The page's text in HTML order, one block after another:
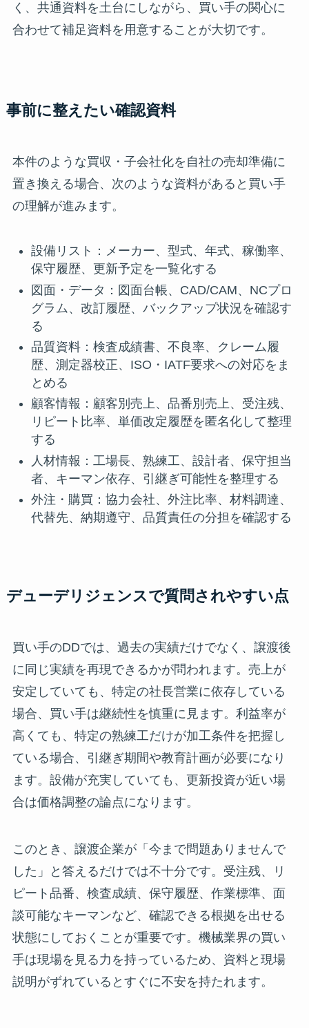
く、共通資料を土台にしながら、買い手の関心に
合わせて補足資料を用意することが大切です。
事前に整えたい確認資料
本件のような買収・子会社化を自社の売却準備に
置き換える場合、次のような資料があると買い手
の理解が進みます。
設備リスト：メーカー、型式、年式、稼働率、
保守履歴、更新予定を一覧化する
図面・データ：図面台帳、CAD/CAM、NCプロ
グラム、改訂履歴、バックアップ状況を確認す
る
品質資料：検査成績書、不良率、クレーム履
歴、測定器校正、ISO・IATF要求への対応をま
とめる
顧客情報：顧客別売上、品番別売上、受注残、
リピート比率、単価改定履歴を匿名化して整理
する
人材情報：工場長、熟練工、設計者、保守担当
者、キーマン依存、引継ぎ可能性を整理する
外注・購買：協力会社、外注比率、材料調達、
代替先、納期遵守、品質責任の分担を確認する
デューデリジェンスで質問されやすい点
買い手のDDでは、過去の実績だけでなく、譲渡後
に同じ実績を再現できるかが問われます。売上が
安定していても、特定の社長営業に依存している
場合、買い手は継続性を慎重に見ます。利益率が
高くても、特定の熟練工だけが加工条件を把握し
ている場合、引継ぎ期間や教育計画が必要になり
ます。設備が充実していても、更新投資が近い場
合は価格調整の論点になります。
このとき、譲渡企業が「今まで問題ありませんで
した」と答えるだけでは不十分です。受注残、リ
ピート品番、検査成績、保守履歴、作業標準、面
談可能なキーマンなど、確認できる根拠を出せる
状態にしておくことが重要です。機械業界の買い
手は現場を見る力を持っているため、資料と現場
説明がずれているとすぐに不安を持たれます。